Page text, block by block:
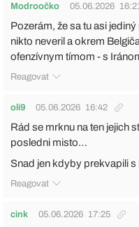
Modroočko 05.06.2026
Pozerám, že sa tu asi
nikto neveril a okrem
ofenzívnym tímom - s
Reagovat
oli9 05.06.2026 16:42
Rád se mrknu na ten jejich
posledni misto…
Snad jen kdyby prekvapili s
Reagovat
cink 05.06.2026 17:25